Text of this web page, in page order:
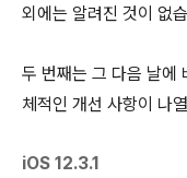
외에는 알려진 것이 없
두 번째는 그 다음 날에
체적인 개선 사항이 나
iOS 12.3.1